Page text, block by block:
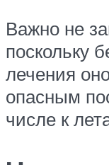
Важно не
поскольку
лечения
опасным
числе к